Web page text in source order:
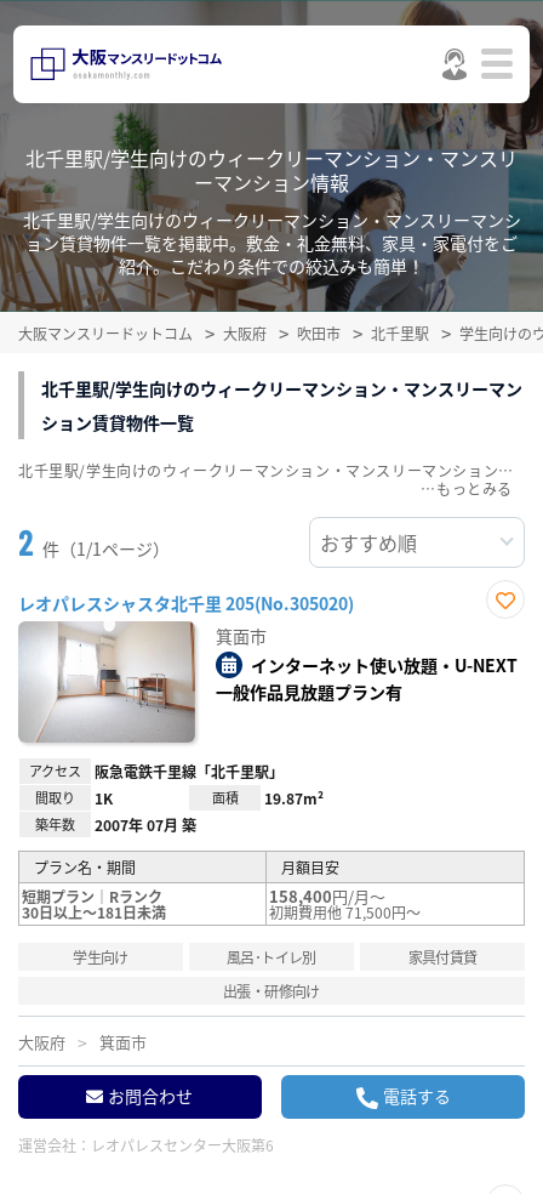
北千里駅/学生向けのウィークリーマンション・マンスリ
ーマンション情報
北千里駅/学生向けのウィークリーマンション・マンスリーマンシ
ョン賃貸物件一覧を掲載中。敷金・礼金無料、家具・家電付をご
紹介。こだわり条件での絞込みも簡単！
大阪マンスリードットコム 大阪府 吹田市 北千里駅 学生向けの
北千里駅/学生向けのウィークリーマンション・マンスリーマン
ション賃貸物件一覧
2 件（1/1ページ）
レオパレスシャスタ北千里 205(No.305020)
り登
録
箕面市
インターネット使い放題・U-NEXT
一般作品見放題プラン有
アクセス 阪急電鉄千里線「北千里駅」
間取り 1K 面積 19.87m²
築年数 2007年 07月 築
プラン名・期間
月額目安
短期プラン｜Rランク
30日以上～181日未満
158,400円/月～
初期費用他 71,500円～
学生向け 風呂･トイレ別
家具付賃貸
出張・研修向け
大阪府 箕面市
お問合わせ 電話する
運営会社： レオパレスセンター大阪第6
北千里駅/学生向けのウィークリーマンション・マンスリーマンション賃貸物件一覧を掲載中。敷金・礼金無料、家具・家電付をご紹介。こだわり条件での絞込みも簡単！
…